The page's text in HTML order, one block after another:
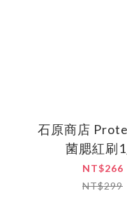
石原商店
菌腮紅刷1
NT$266
NT$299